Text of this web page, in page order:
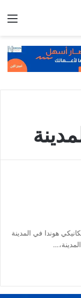
هوندا في المدينة